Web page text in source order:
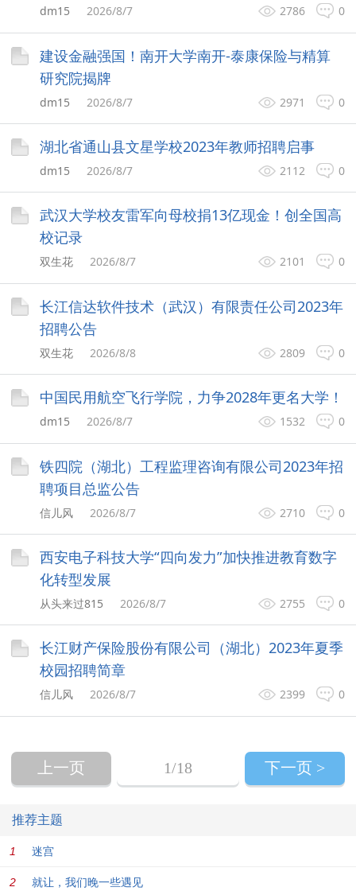
0
2786
dm15 2026/8/7
建设金融强国！南开大学南开-泰康保险与精算
研究院揭牌
0
2971
dm15 2026/8/7
湖北省通山县文星学校2023年教师招聘启事
0
2112
dm15 2026/8/7
武汉大学校友雷军向母校捐13亿现金！创全国高
校记录
0
2101
双生花 2026/8/7
长江信达软件技术（武汉）有限责任公司2023年
招聘公告
0
2809
双生花 2026/8/8
中国民用航空飞行学院，力争2028年更名大学！
0
1532
dm15 2026/8/7
铁四院（湖北）工程监理咨询有限公司2023年招
聘项目总监公告
0
2710
信儿风 2026/8/7
西安电子科技大学“四向发力”加快推进教育数字
化转型发展
0
2755
从头来过815 2026/8/7
长江财产保险股份有限公司（湖北）2023年夏季
校园招聘简章
0
2399
信儿风 2026/8/7
上一页 1/18 下一页 >
推荐主题
迷宫
就让，我们晚一些遇见